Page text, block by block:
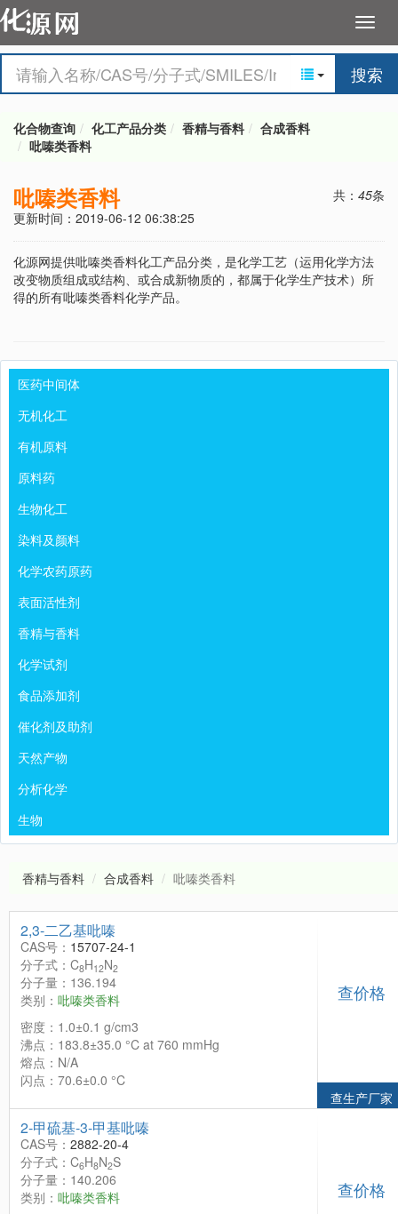
搜索
化合物查询 化工产品分类 香精与香料
合成香料
吡嗪类香料
吡嗪类香料 共： 45条
更新时间：2019-06-12 06:38:25
化源网提供吡嗪类香料化工产品分类，是化学工艺（运用化学方法
改变物质组成或结构、或合成新物质的，都属于化学生产技术）所
得的所有吡嗪类香料化学产品。
医药中间体
无机化工
有机原料
原料药
生物化工
染料及颜料
化学农药原药
表面活性剂
香精与香料
化学试剂
食品添加剂
催化剂及助剂
天然产物
分析化学
生物
香精与香料 合成香料 吡嗪类香料
2,3-二乙基吡嗪
CAS号： 15707-24-1
分子式：C8H12N2
分子量：136.194
类别： 吡嗪类香料
密度：1.0±0.1 g/cm3
沸点：183.8±35.0 °C at 760 mmHg
熔点：N/A
闪点：70.6±0.0 °C
查价格
查生产厂家
2-甲硫基-3-甲基吡嗪
CAS号： 2882-20-4
分子式：C6H8N2S
分子量：140.206
类别： 吡嗪类香料
查价格